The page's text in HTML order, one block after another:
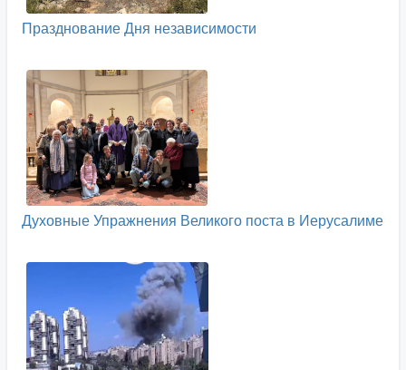
Празднование Дня независимости
Духовные Упражнения Великого поста в Иерусалиме